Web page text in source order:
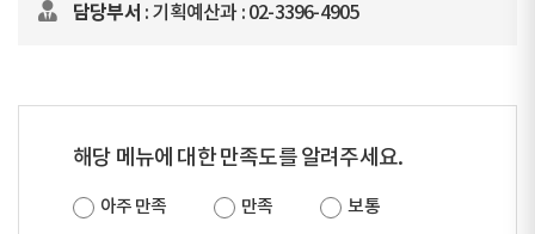
담당부서 : 기획예산과 : 02-3396-4905
해당 메뉴에 대한 만족도를 알려주세요.
아주 만족 만족
보통